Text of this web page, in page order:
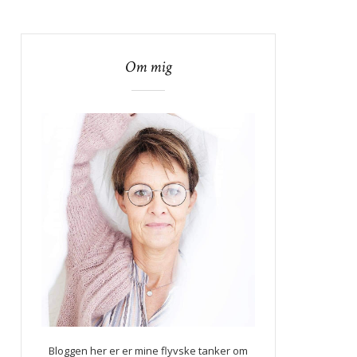
Om mig
Bloggen her er er mine flyvske tanker om